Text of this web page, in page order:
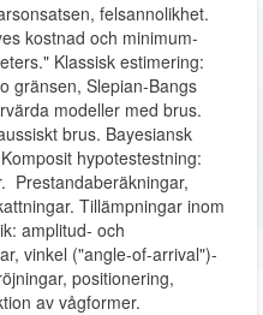
felsannolikhet.
kostnad och minimum-
Klassisk estimering:
gränsen, Slepian-Bangs
modeller med brus.
brus. Bayesiansk
hypotestestning:
Prestandaberäkningar,
Tillämpningar inom
amplitud- och
vinkel ("angle-of-arrival")-
positionering,
av vågformer.